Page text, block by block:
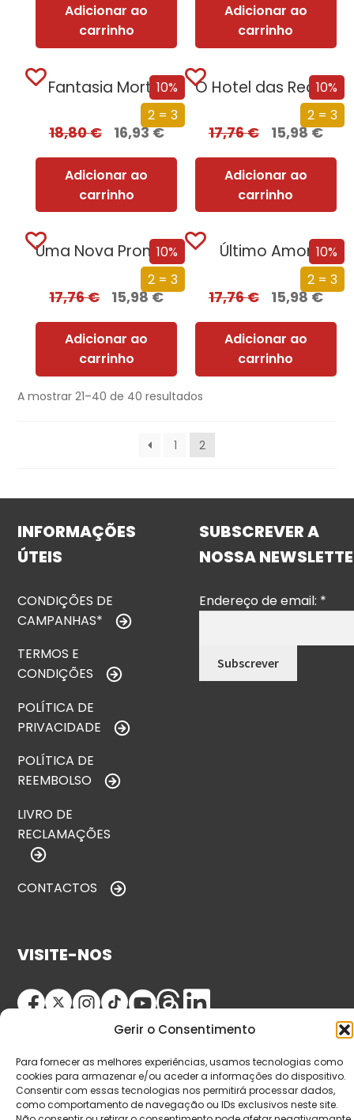
Gerir o Consentimento
Para fornecer as melhores experiências, usamos tecnologias como
cookies para armazenar e/ou aceder a informações do dispositivo.
Consentir com essas tecnologias nos permitirá processar dados,
como comportamento de navegação ou IDs exclusivos neste site.
Adicionar ao
carrinho
Adicionar ao
carrinho
10%
2 = 3
Fantasia Mortal
18,80€ 16,93€
Adicionar ao
carrinho
10%
2 = 3
O Hotel das Recordações
17,76€ 15,98€
Adicionar ao
carrinho
10%
2 = 3
Uma Nova Promessa
17,76€ 15,98€
Adicionar ao
carrinho
10%
2 = 3
Último Amor
17,76€ 15,98€
Adicionar ao
carrinho
A mostrar 21–40 de 40 resultados
1 2
INFORMAÇÕES
ÚTEIS
CONDIÇÕES DE
CAMPANHAS*
TERMOS E
CONDIÇÕES
POLÍTICA DE
PRIVACIDADE
POLÍTICA DE
REEMBOLSO
LIVRO DE
RECLAMAÇÕES
CONTACTOS
SUBSCREVER A
NOSSA
Endereço de email: *
VISITE-NOS
© Copyright 2026 Saída de Emergência. Todos os